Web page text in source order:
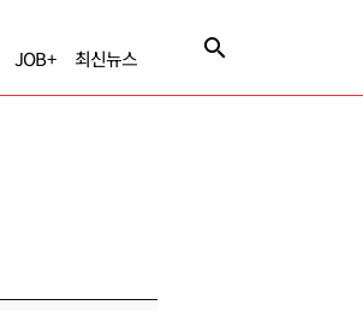
JOB+ 최신뉴스